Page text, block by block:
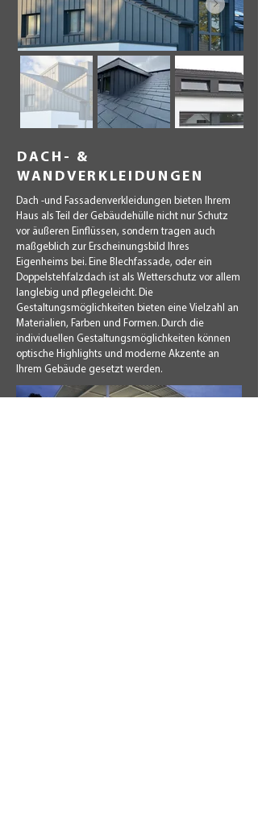
DACH- &
WANDVERKLEIDUNGEN
Dach -und Fassadenverkleidungen bieten Ihrem
Haus als Teil der Gebäudehülle nicht nur Schutz
vor äußeren Einflüssen, sondern tragen auch
maßgeblich zur Erscheinungsbild Ihres
Eigenheims bei. Eine Blechfassade, oder ein
Doppelstehfalzdach ist als Wetterschutz vor allem
langlebig und pflegeleicht. Die
Gestaltungsmöglichkeiten bieten eine Vielzahl an
Materialien, Farben und Formen. Durch die
individuellen Gestaltungsmöglichkeiten können
optische Highlights und moderne Akzente an
Ihrem Gebäude gesetzt werden.